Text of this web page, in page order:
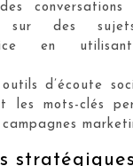
sur des
en
d’écoute
les mots-clés
stratégiques